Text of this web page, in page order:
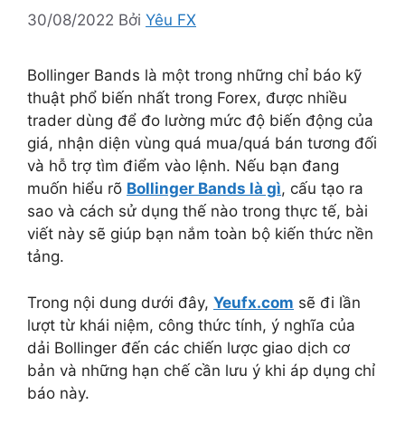
30/08/2022 Bởi Yêu FX
Bollinger Bands là một trong những chỉ báo kỹ
thuật phổ biến nhất trong Forex, được nhiều
trader dùng để đo lường mức độ biến động của
giá, nhận diện vùng quá mua/quá bán tương đối
và hỗ trợ tìm điểm vào lệnh. Nếu bạn đang
muốn hiểu rõ Bollinger Bands là gì, cấu tạo ra
sao và cách sử dụng thế nào trong thực tế, bài
viết này sẽ giúp bạn nắm toàn bộ kiến thức nền
tảng.
Trong nội dung dưới đây, Yeufx.com sẽ đi lần
lượt từ khái niệm, công thức tính, ý nghĩa của
dải Bollinger đến các chiến lược giao dịch cơ
bản và những hạn chế cần lưu ý khi áp dụng chỉ
báo này.